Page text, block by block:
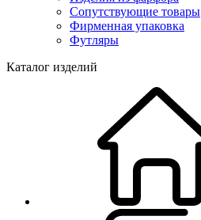
Сопутствующие товары
Фирменная упаковка
Футляры
Каталог изделий